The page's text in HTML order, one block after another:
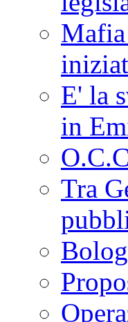
E' la
in
Tra